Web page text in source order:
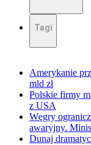
Tagi
Amerykanie
mld zł
Polskie firmy
z USA
Węgry
awaryjny.
Dunaj